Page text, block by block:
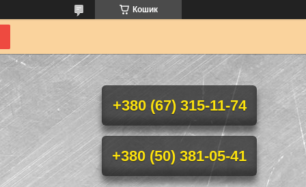
Кошик
+380 (67) 315-11-74
+380 (50) 381-05-41